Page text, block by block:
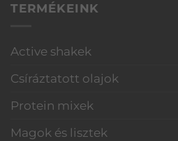
TERMÉKEINK
Active shakek
Csíráztatott olajok
Protein mixek
Magok és lisztek